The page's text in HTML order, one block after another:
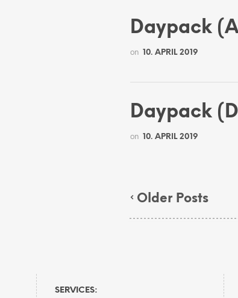
Daypack
on 10. APRIL 2019
Daypack
on 10. APRIL 2019
Older Posts
SERVICES: